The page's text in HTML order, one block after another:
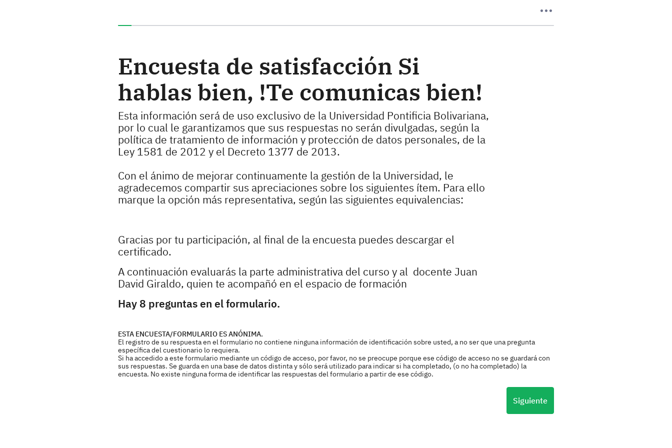
Encuesta de satisfacción Si
hablas bien, !Te comunicas bien!
Esta información será de uso exclusivo de la Universidad Pontificia Bolivariana,
por lo cual le garantizamos que sus respuestas no serán divulgadas, según la
política de tratamiento de información y protección de datos personales, de la
Ley 1581 de 2012 y el Decreto 1377 de 2013.
Con el ánimo de mejorar continuamente la gestión de la Universidad, le
agradecemos compartir sus apreciaciones sobre los siguientes ítem. Para ello
marque la opción más representativa, según las siguientes equivalencias:
Gracias por tu participación, al final de la encuesta puedes descargar el
certificado.
A continuación evaluarás la parte administrativa del curso y al docente Juan
David Giraldo, quien te acompañó en el espacio de formación
Hay 8 preguntas en el formulario.
ESTA ENCUESTA/FORMULARIO ES ANÓNIMA.
El registro de su respuesta en el formulario no contiene ninguna información de identificación sobre usted, a no ser que una pregunta
específica del cuestionario lo requiera.
Si ha accedido a este formulario mediante un código de acceso, por favor, no se preocupe porque ese código de acceso no se guardará con
sus respuestas. Se guarda en una base de datos distinta y sólo será utilizado para indicar si ha completado, (o no ha completado) la
encuesta. No existe ninguna forma de identificar las respuestas del formulario a partir de ese código.
Siguiente